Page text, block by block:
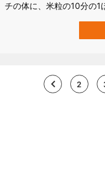
チの体に、米粒の10分の1
確に飛び続けていたので
究チームによると、ボゴ
2